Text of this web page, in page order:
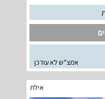
אמצ"ש לא עודכן
אילת